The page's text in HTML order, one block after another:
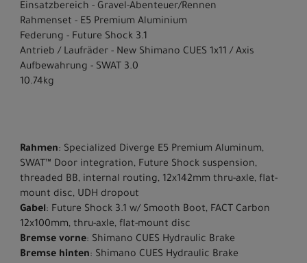
Einsatzbereich - Gravel-Abenteuer/Rennen
Rahmenset - E5 Premium Aluminium
Federung - Future Shock 3.1
Antrieb / Laufräder - New Shimano CUES 1x11 / Axis
Aufbewahrung - SWAT 3.0
10.74kg
Rahmen: Specialized Diverge E5 Premium Aluminum,
SWAT™ Door integration, Future Shock suspension,
threaded BB, internal routing, 12x142mm thru-axle, flat-
mount disc, UDH dropout
Gabel: Future Shock 3.1 w/ Smooth Boot, FACT Carbon
12x100mm, thru-axle, flat-mount disc
Bremse vorne: Shimano CUES Hydraulic Brake
Bremse hinten: Shimano CUES Hydraulic Brake